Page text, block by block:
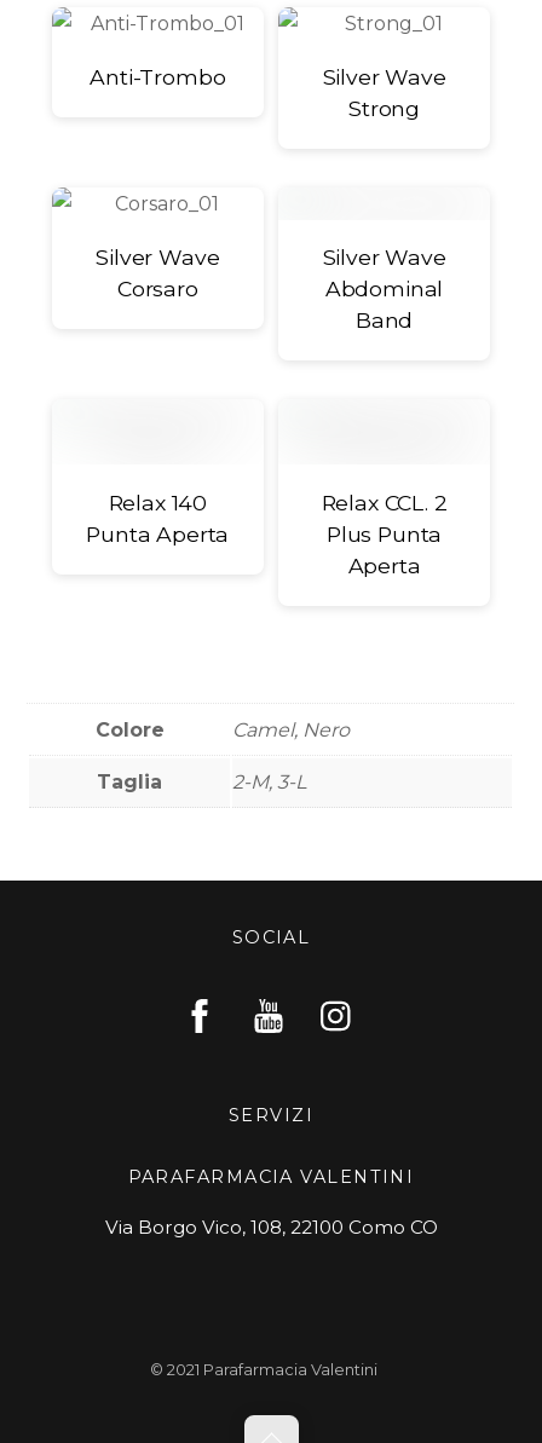
Anti-Trombo
Silver Wave
Strong
Silver Wave
Corsaro
Silver Wave
Abdominal
Band
Relax 140
Punta Aperta
Relax CCL. 2
Plus Punta
Aperta
Colore Camel, Nero
Taglia 2-M, 3-L
SOCIAL
SERVIZI
PARAFARMACIA VALENTINI
Via Borgo Vico, 108, 22100 Como CO
© 2021 Parafarmacia Valentini